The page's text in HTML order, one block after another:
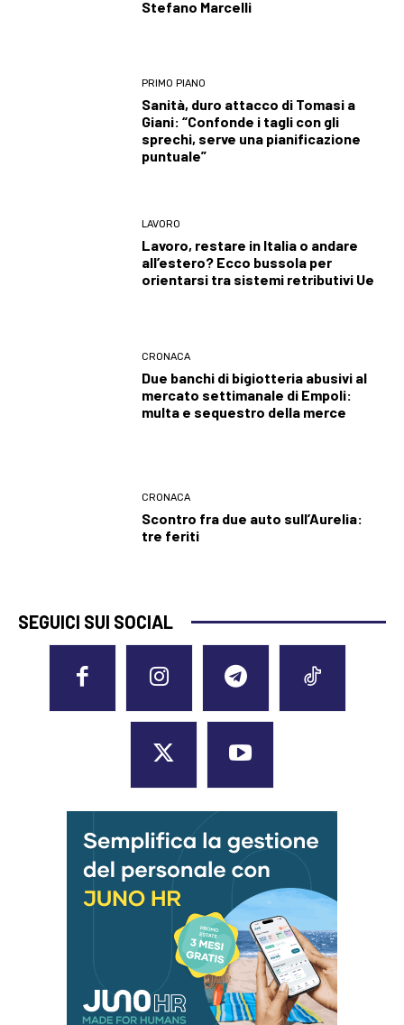
Stefano Marcelli
PRIMO PIANO
Sanità, duro attacco di Tomasi a
Giani: “Confonde i tagli con gli
sprechi, serve una pianificazione
puntuale”
LAVORO
Lavoro, restare in Italia o andare
all’estero? Ecco bussola per
orientarsi tra sistemi retributivi Ue
CRONACA
Due banchi di bigiotteria abusivi al
mercato settimanale di Empoli:
multa e sequestro della merce
CRONACA
Scontro fra due auto sull’Aurelia:
tre feriti
SEGUICI SUI SOCIAL